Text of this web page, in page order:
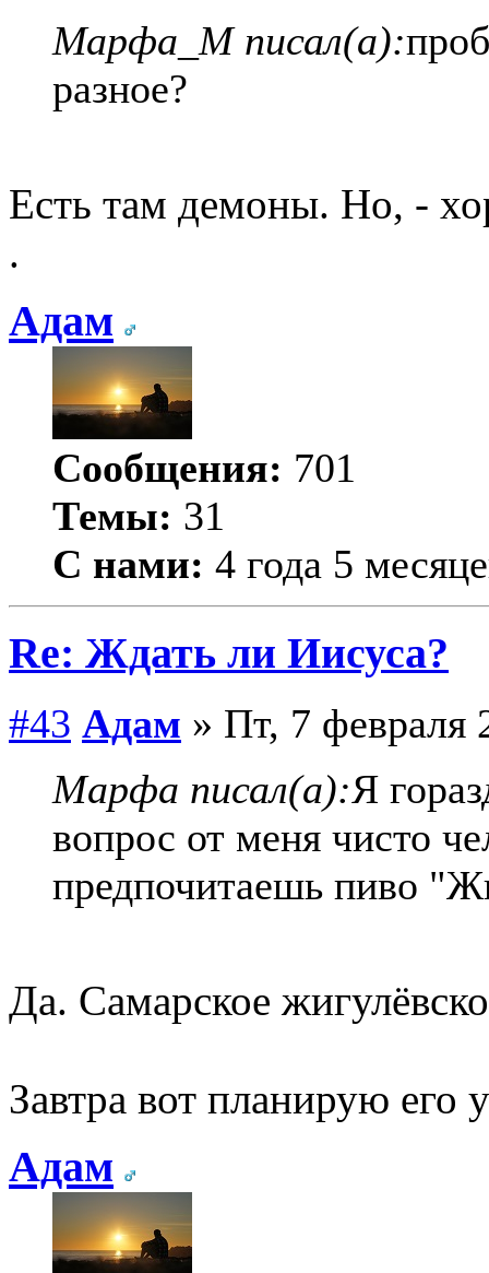
Марфа_М писал(а):
разное?
Есть там демоны. Но, -
.
Адам
Сообщения: 701
Темы: 31
С нами: 4 года 5
Re: Ждать ли Иисуса?
#43 Адам » Пт, 7 февраля
Мaрфа писал(а):Я
вопрос от меня чисто
предпочитаешь пиво
Да. Самарское
Завтра вот планирую его
Адам